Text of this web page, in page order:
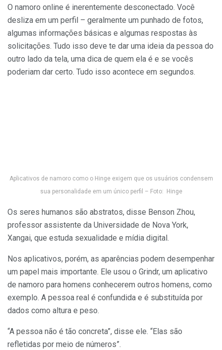
O namoro online é inerentemente desconectado. Você
desliza em um perfil – geralmente um punhado de fotos,
algumas informações básicas e algumas respostas às
solicitações. Tudo isso deve te dar uma ideia da pessoa do
outro lado da tela, uma dica de quem ela é e se vocês
poderiam dar certo. Tudo isso acontece em segundos.
Aplicativos de namoro como o Hinge exigem que os usuários condensem
sua personalidade em um único perfil – Foto: Hinge
Os seres humanos são abstratos, disse Benson Zhou,
professor assistente da Universidade de Nova York,
Xangai, que estuda sexualidade e mídia digital.
Nos aplicativos, porém, as aparências podem desempenhar
um papel mais importante. Ele usou o Grindr, um aplicativo
de namoro para homens conhecerem outros homens, como
exemplo. A pessoa real é confundida e é substituída por
dados como altura e peso.
“A pessoa não é tão concreta”, disse ele. “Elas são
refletidas por meio de números”.